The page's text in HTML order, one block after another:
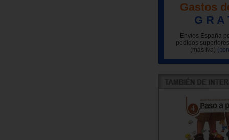
Gastos
G R A
Envíos España
pedidos
(más iva)